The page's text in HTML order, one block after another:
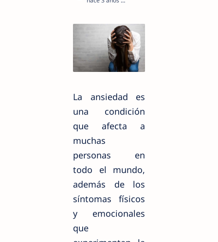
La ansiedad es
una condición
que afecta a
muchas
personas en
todo el mundo,
además de los
síntomas físicos
y emocionales
que